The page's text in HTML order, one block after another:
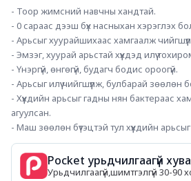
- Тоор жимсний навчны хандтай.
- 0 сараас дээш бүх насныхан хэрэглэх
- Арьсыг хуурайшихаас хамгаалж
- Эмзэг, хуурай арьстай хүүхдэд илүү
- Үнэргүй, өнгөгүй, будагч бодис ороогүй.
- Арьсыг илүү чийгшүүлж, булбарай зөөлөн
- Хүүхдийн арьсыг гадны нян бактераас
агуулсан.
- Маш зөөлөн бүтэцтэй тул хүүхдийн
Pocket урьдчилгаагүй
Урьдчилгаагүй,шимтгэлгүй 30-90